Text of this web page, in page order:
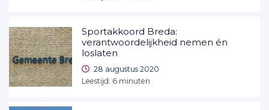
Sportakkoord Breda:
verantwoordelijkheid nemen én
loslaten
28 augustus 2020
Leestijd: 6minuten